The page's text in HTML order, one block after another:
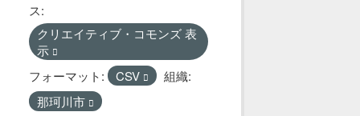
ス:
クリエイティブ・コモンズ 表
示
フォーマット:
CSV
組織:
那珂川市